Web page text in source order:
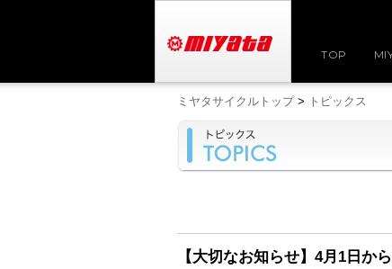
TOP
ミヤタサイクルトップ> トピックス
【大切なお知らせ】4月1日か